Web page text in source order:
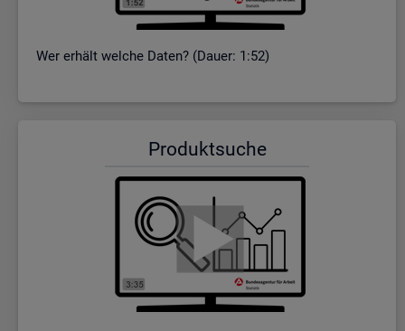
Wer er­hält wel­che Daten? (Dauer: 1:52)
Pro­dukt­su­che